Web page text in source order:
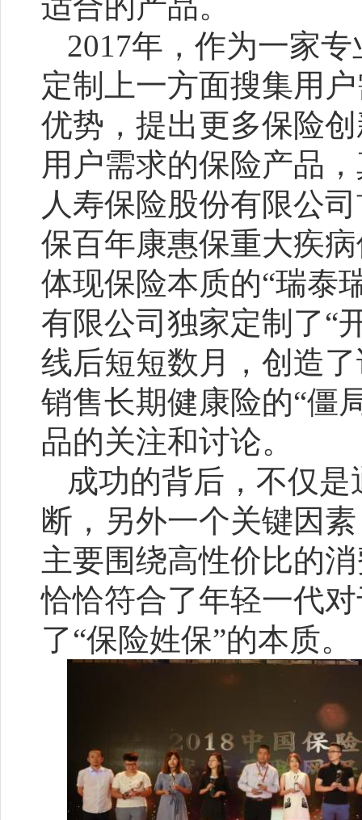
2017年，作为一家
定制上一方面搜集用
优势，提出更多保险
用户需求的保险产品
人寿保险股份有限公
保百年康惠保重大疾
体现保险本质的“瑞泰
有限公司独家定制了“
线后短短数月，创造
销售长期健康险的“僵
品的关注和讨论。
成功的背后，不仅
断，另外一个关键因
主要围绕高性价比的
恰恰符合了年轻一代
了“保险姓保”的本质。